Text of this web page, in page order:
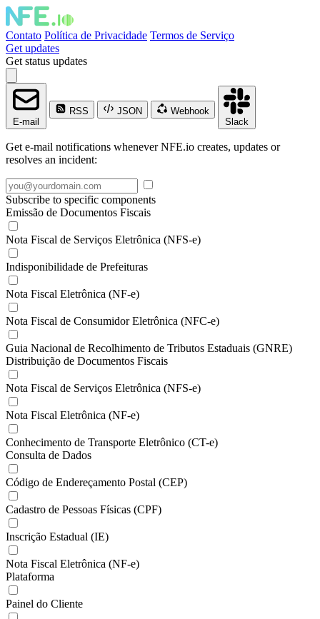
Contato Política de Privacidade Termos de Serviço
Get updates
Get status updates
E-mail
RSS JSON
Webhook
Slack
Get e-mail notifications whenever NFE.io creates, updates or
resolves an incident:
Subscribe to specific components
Emissão de Documentos Fiscais
Nota Fiscal de Serviços Eletrônica (NFS-e)
Indisponibilidade de Prefeituras
Nota Fiscal Eletrônica (NF-e)
Nota Fiscal de Consumidor Eletrônica (NFC-e)
Guia Nacional de Recolhimento de Tributos Estaduais (GNRE)
Distribuição de Documentos Fiscais
Nota Fiscal de Serviços Eletrônica (NFS-e)
Nota Fiscal Eletrônica (NF-e)
Conhecimento de Transporte Eletrônico (CT-e)
Consulta de Dados
Código de Endereçamento Postal (CEP)
Cadastro de Pessoas Físicas (CPF)
Inscrição Estadual (IE)
Nota Fiscal Eletrônica (NF-e)
Plataforma
Painel do Cliente